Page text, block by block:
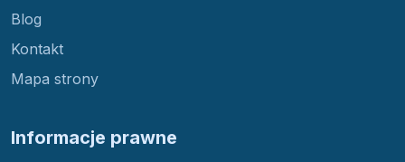
Blog
Kontakt
Mapa strony
Informacje prawne